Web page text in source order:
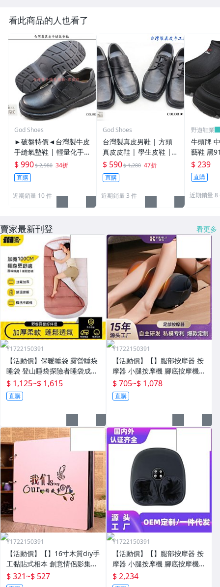
看此商品的人也看了
God Shoes
►破盤特價◄台灣製牛皮
手縫氣墊鞋 | 輕量化手
工縫線鞋底 |真皮皮鞋 |
學生鞋 | 上班鞋 - 男版
$ 990$ 2,980 34折
直購
近期銷量 10 件
God Shoes
台灣製真皮男鞋 | 方頭
真皮皮鞋 | 學生皮鞋 |
工作鞋 ｜上班鞋
$ 590$ 1,280 47折
直購
近期銷量 3 件
野遊鞋業
牛頭牌
藝鞋 黑
$ 239
直購
近期銷量 8
賣家最新刊登 看更多
Y1722150391
【活動價】保暖睡袋 露營睡袋
睡袋 登山睡袋探險者睡袋成人
冬季加厚防寒加大戶外露營大
人抗寒四季通用款保暖
$ 1,125~$ 1,615
直購
Y1722150391
【活動價】【】腿部按摩器 按
摩器 小腿按摩機 腳底按摩機
深層按摩儀 小腿按摩儀全自動
揉捏腿部按摩器全腿底腳熱敷
腳部足底
$ 705~$ 1,078
直購
Y1722150391
【活動價】【】16寸木質diy手
工黏貼式相本 創意情侶影集紀
念收藏冊送男女朋友
$ 321~$ 527
Y1722150391
【活動價】【】腿部按摩器 按
摩器 小腿按摩機 腳底按摩機
深層按摩軟體全自動足療機穴
位揉捏家用按腳器腳部腿部足
$ 2,234